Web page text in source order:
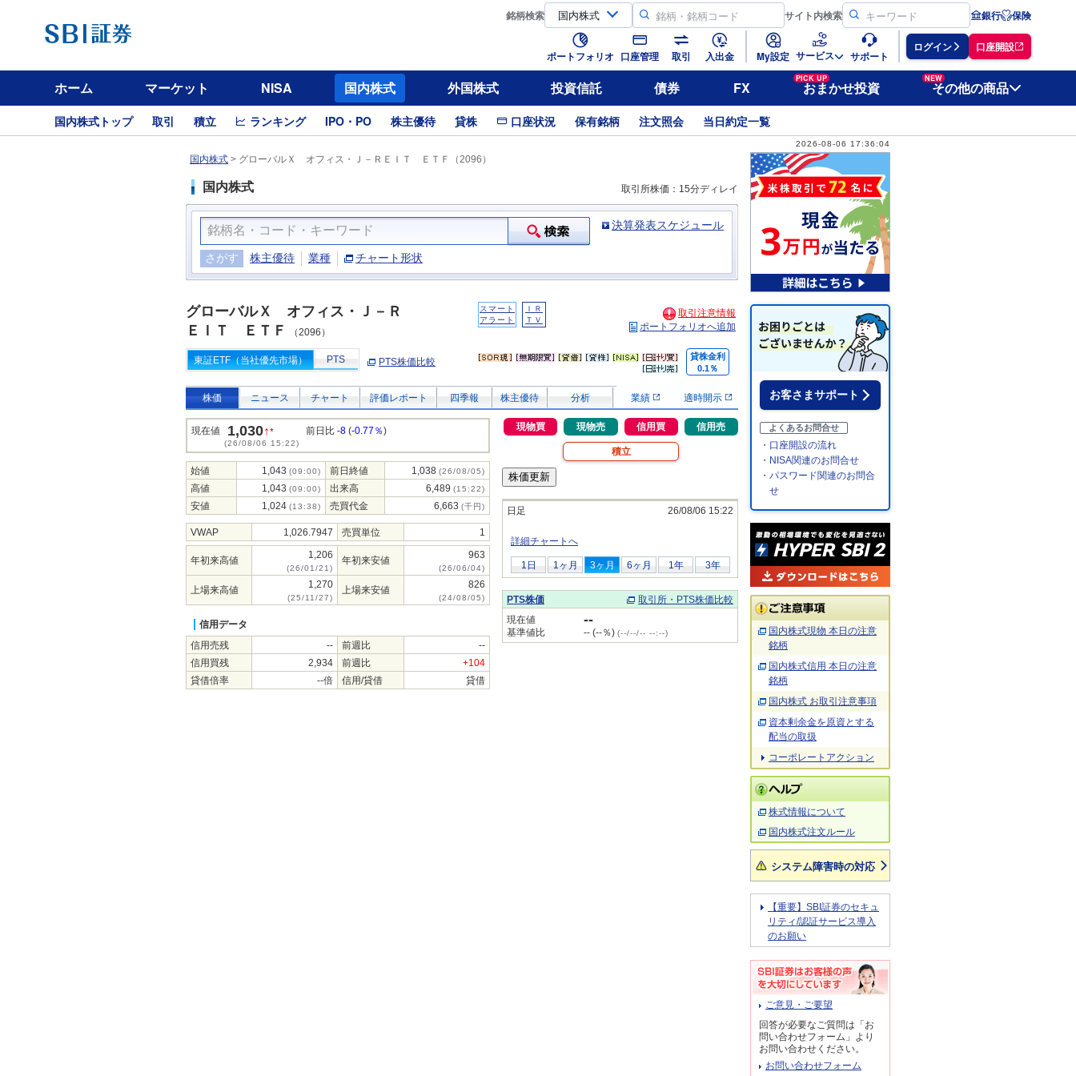
銘柄検索 サイト内検索 銀行 保険
ポートフォリオ 口座管理 取引 入出金 My設定 サービス サポート
ログイン 口座開設
ホーム マーケット NISA 国内株式 外国株式 投資信託 債券 FX
PICK UP
おまかせ投資
NEW
その他の商品
国内株式トップ 取引 積立 ランキング IPO・PO 株主優待 貸株 口座状況 保有銘柄 注文照会 当日約定一覧
2026-08-06 17:36:04
国内株式 > グローバルＸ オフィス・Ｊ－ＲＥＩＴ ＥＴＦ（2096）
国内株式 取引所株価：15分ディレイ
決算発表スケジュール
さがす 株主優待 業種 チャート形状
グローバルＸ オフィス・Ｊ－Ｒ
ＥＩＴ ＥＴＦ
（2096）
スマート
アラート
ＩＲ
ＴＶ
取引注意情報
ポートフォリオへ追加
東証ETF（当社優先市場） PTS PTS株価比較
貸株金利
0.1％
株価 ニュース チャート 評価レポート 四季報 株主優待 分析 業績 適時開示
現在値 1,030↑*
(26/08/06 15:22)
前日比 -8 (-0.77％)
始値 1,043 (09:00) 前日終値 1,038 (26/08/05)
高値 1,043 (09:00) 出来高 6,489 (15:22)
安値 1,024 (13:38) 売買代金 6,663 (千円)
VWAP 1,026.7947 売買単位 1
年初来高値 1,206
(26/01/21)
年初来安値 963
(26/06/04)
上場来高値 1,270
(25/11/27)
上場来安値 826
(24/08/05)
信用データ
信用売残
-- 前週比
--
信用買残
2,934 前週比
+104
貸借倍率
--倍 信用/貸借 貸借
現物買 現物売 信用買 信用売
積立
日足 26/08/06 15:22
詳細チャートへ
1日 1ヶ月 3ヶ月 6ヶ月 1年 3年
PTS株価
取引所・PTS株価比較
現在値
--
基準値比 -- (--％) (--/--/-- --:--)
お客さまサポート
よくあるお問合せ
・口座開設の流れ
・NISA関連のお問合せ
・パスワード関連のお問合
せ
国内株式現物 本日の注意
銘柄
国内株式信用 本日の注意
銘柄
国内株式 お取引注意事項
資本剰余金を原資とする
配当の取扱
コーポレートアクション
株式情報について
国内株式注文ルール
システム障害時の対応
【重要】SBI証券のセキュ
リティ/認証サービス導入
のお願い
ご意見・ご要望
回答が必要なご質問は「お
問い合わせフォーム」より
お問い合わせください。
お問い合わせフォーム